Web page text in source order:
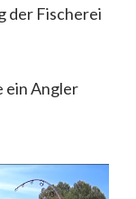
der Fischerei
ein Angler